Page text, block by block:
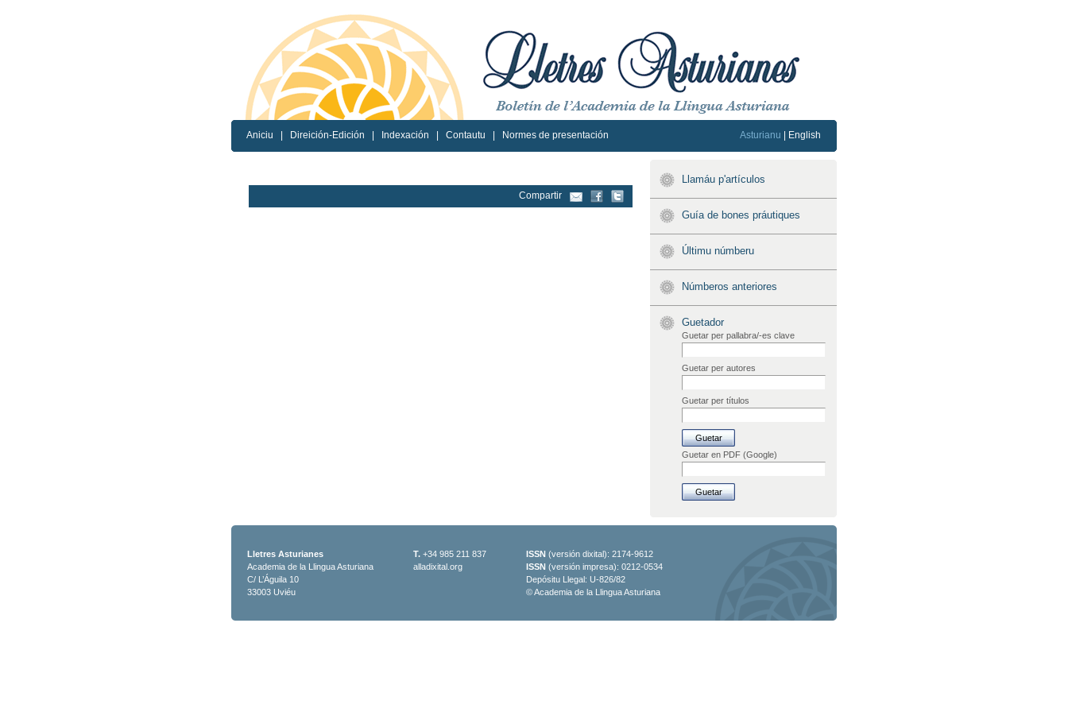
Aniciu Direición-Edición Indexación Contautu Normes de presentación Asturianu English
Compartir
Llamáu p'artículos
Guía de bones práutiques
Últimu númberu
Númberos anteriores
Guetador
Guetar per pallabra/-es clave
Guetar per autores
Guetar per títulos
Guetar en PDF (Google)
Lletres Asturianes
Academia de la Llingua Asturiana
C/ L’Águila 10
33003 Uviéu
T. +34 985 211 837
alladixital.org
ISSN (versión dixital): 2174-9612
ISSN (versión impresa): 0212-0534
Depósitu Llegal: U-826/82
© Academia de la Llingua Asturiana